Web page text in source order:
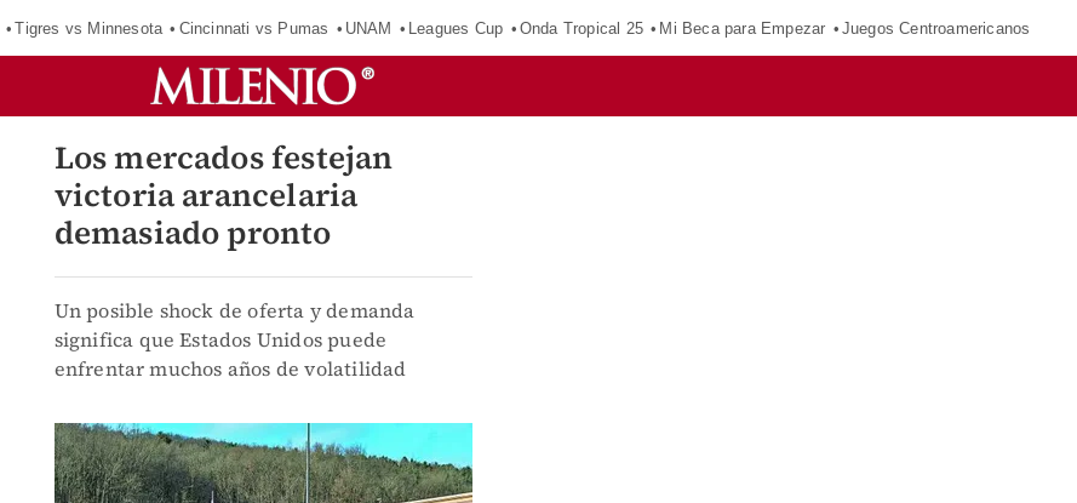
Tigres vs Minnesota Cincinnati vs Pumas UNAM Leagues Cup Onda Tropical 25 Mi Beca para Empezar Juegos Centroamericanos
Los mercados festejan
victoria arancelaria
demasiado pronto
Un posible shock de oferta y demanda
significa que Estados Unidos puede
enfrentar muchos años de volatilidad